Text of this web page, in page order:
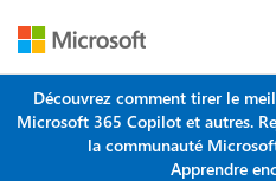
Passer au
Découvrez comment tirer le
Microsoft 365 Copilot et autres.
la communauté
Apprendre